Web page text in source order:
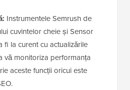
Instrumentele Semrush de
cuvintelor cheie și Sensor
fi la curent cu actualizările
vă monitoriza performanța
aceste funcții oricui este